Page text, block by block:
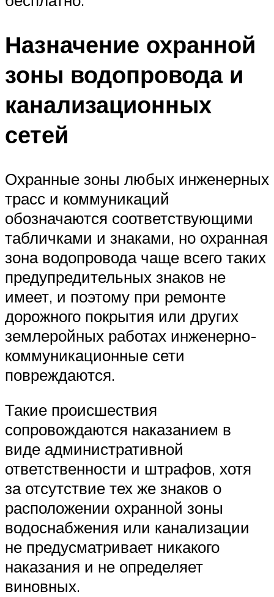
Назначение охранной
зоны водопровода и
канализационных
сетей
Охранные зоны любых инженерных
трасс и коммуникаций
обозначаются соответствующими
табличками и знаками, но охранная
зона водопровода чаще всего таких
предупредительных знаков не
имеет, и поэтому при ремонте
дорожного покрытия или других
землеройных работах инженерно-
коммуникационные сети
повреждаются.
Такие происшествия
сопровождаются наказанием в
виде административной
ответственности и штрафов, хотя
за отсутствие тех же знаков о
расположении охранной зоны
водоснабжения или канализации
не предусматривает никакого
наказания и не определяет
виновных.